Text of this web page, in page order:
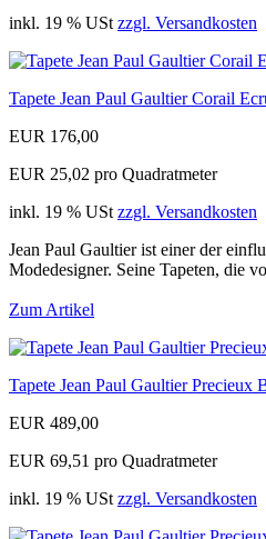
inkl. 19 % USt zzgl. Versandkosten
Tapete Jean Paul Gaultier Corail
EUR 176,00
EUR 25,02 pro Quadratmeter
inkl. 19 % USt zzgl. Versandkosten
Jean Paul Gaultier ist einer der
Modedesigner. Seine Tapeten, die
Zum Artikel
Tapete Jean Paul Gaultier Precieux
EUR 489,00
EUR 69,51 pro Quadratmeter
inkl. 19 % USt zzgl. Versandkosten